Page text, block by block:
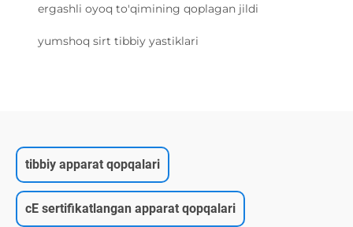
ergashli oyoq to'qimining qoplagan jildi
yumshoq sirt tibbiy yastiklari
tibbiy apparat qopqalari
cE sertifikatlangan apparat qopqalari